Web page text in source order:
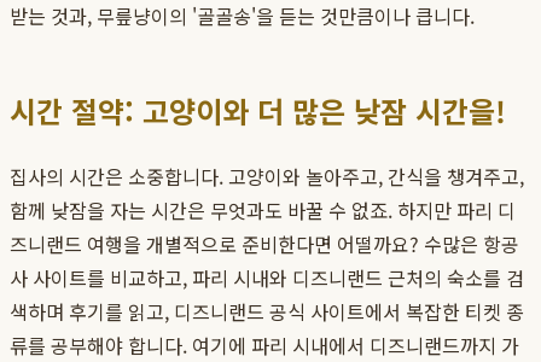
받는 것과, 무릎냥이의 '골골송'을 듣는 것만큼이나 큽니다.
시간 절약: 고양이와 더 많은 낮잠 시간을!
집사의 시간은 소중합니다. 고양이와 놀아주고, 간식을 챙겨주고,
함께 낮잠을 자는 시간은 무엇과도 바꿀 수 없죠. 하지만 파리 디
즈니랜드 여행을 개별적으로 준비한다면 어떨까요? 수많은 항공
사 사이트를 비교하고, 파리 시내와 디즈니랜드 근처의 숙소를 검
색하며 후기를 읽고, 디즈니랜드 공식 사이트에서 복잡한 티켓 종
류를 공부해야 합니다. 여기에 파리 시내에서 디즈니랜드까지 가